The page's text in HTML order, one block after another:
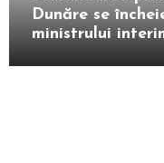
Dunăre se
ministrului